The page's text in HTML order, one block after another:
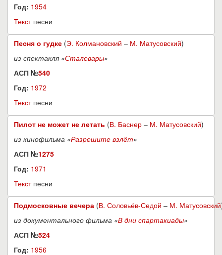
Год: 1954
Текстпесни
Песня о гудке (Э. Колмановский – М. Матусовский)
из спектакля «Сталевары»
АСП №540
Год: 1972
Текстпесни
Пилот не может не летать (В. Баснер – М. Матусовский)
из кинофильма «Разрешите взлёт»
АСП №1275
Год: 1971
Текстпесни
Подмосковные вечера (В. Соловьёв-Седой – М. Матусовский
из документального фильма «В дни спартакиады»
АСП №524
Год: 1956